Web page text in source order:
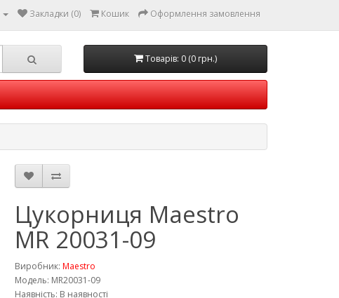
Закладки (0) Кошик Оформлення замовлення
Товарів: 0 (0 грн.)
Цукорниця Maestro
MR 20031-09
Виробник: Maestro
Модель: MR20031-09
Наявність: В наявності